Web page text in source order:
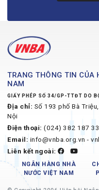
TRANG THÔNG TIN CỦA
NAM
GIẤY PHÉP SỐ 34/GP-TTĐT DO
Địa chỉ: Số 193 phố Bà
Nội
Điện thoại: (024) 382 187 33
Email: info@vnba.org.vn -
Liên kết ngoài:
NGÂN HÀNG NHÀ
NƯỚC VIỆT NAM